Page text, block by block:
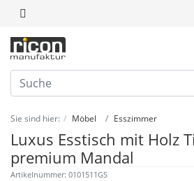
Sie sind hier: Möbel Esszimmer
Luxus Esstisch mit Holz
premium Mandal
Artikelnummer: 0101511GS